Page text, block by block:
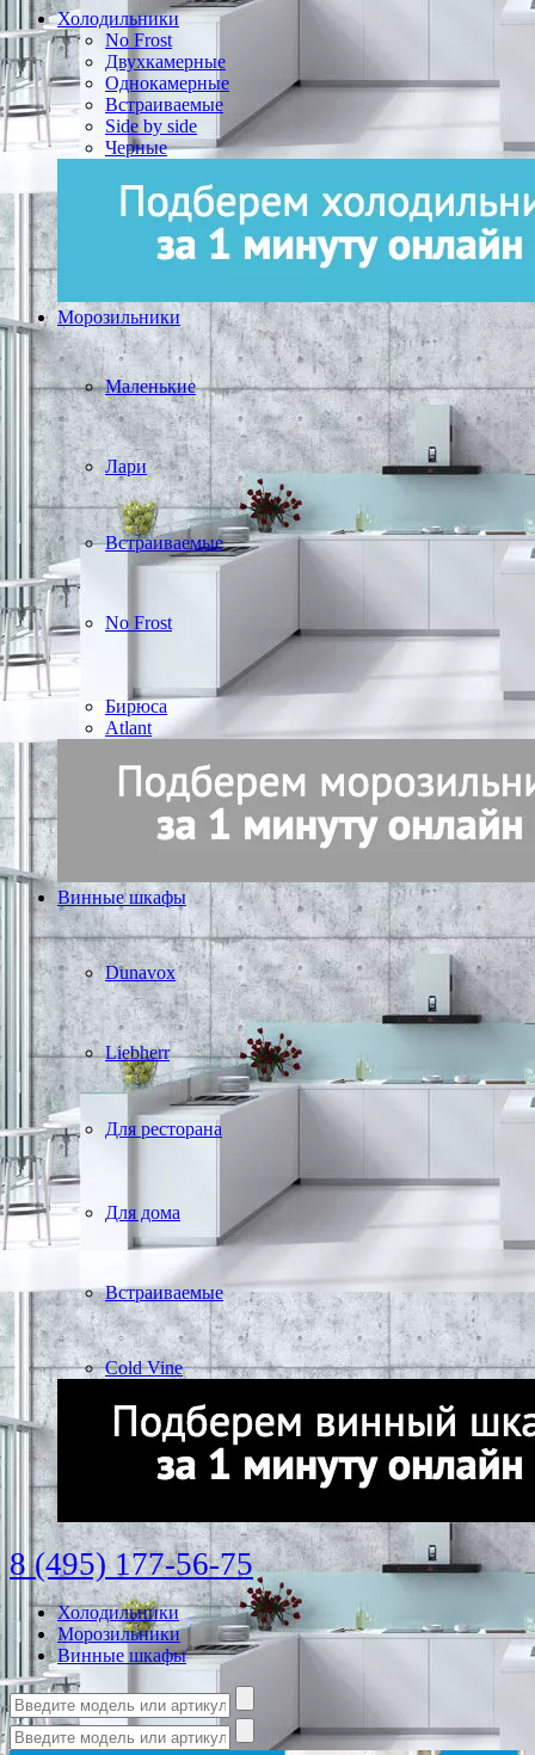
Холодильники
No Frost
Двухкамерные
Однокамерные
Встраиваемые
Side by side
Черные
Морозильники
Маленькие
Лари
Встраиваемые
No Frost
Бирюса
Atlant
Винные шкафы
Dunavox
Liebherr
Для ресторана
Для дома
Встраиваемые
Cold Vine
8 (495) 177-56-75
Холодильники
Морозильники
Винные шкафы